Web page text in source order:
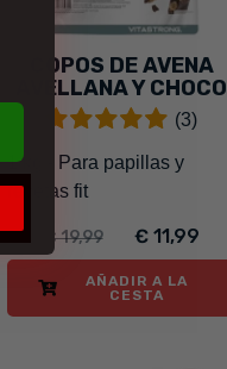
COPOS DE AVENA
AVELLANA Y CHOCO
(3)
1 kg - Para papillas y
recetas fit
€ 19,99 € 11,99
AÑADIR A LA
CESTA